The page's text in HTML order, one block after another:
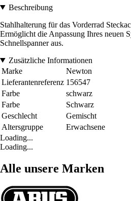
Beschreibung
Stahlhalterung für das Vorderrad
Ermöglicht die Anpassung Ihres neuen
Schnellspanner aus.
Zusätzliche Informationen
Marke
Newton
Lieferantenreferenz 156547
Farbe
schwarz
Farbe
Schwarz
Geschlecht
Gemischt
Altersgruppe
Erwachsene
Loading...
Loading...
Alle unsere Marken